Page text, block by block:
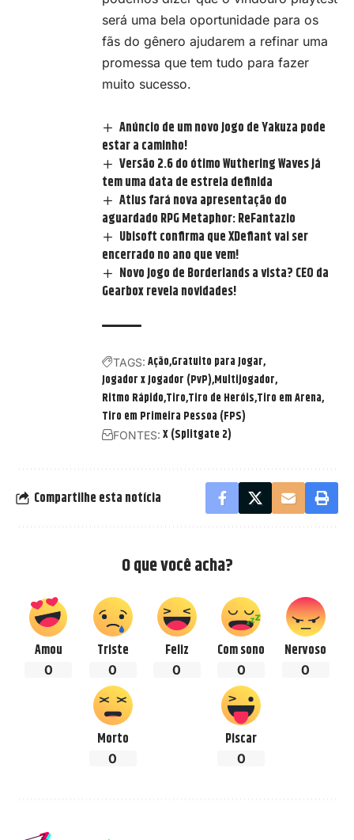
será uma bela oportunidade para os
fãs do gênero ajudarem a refinar uma
promessa que tem tudo para fazer
muito sucesso.
Anúncio de um novo jogo de Yakuza pode
estar a caminho!
Versão 2.6 do ótimo Wuthering Waves já
tem uma data de estreia definida
Atlus fará nova apresentação do
aguardado RPG Metaphor: ReFantazio
Ubisoft confirma que XDefiant vai ser
encerrado no ano que vem!
Novo jogo de Borderlands a vista? CEO da
Gearbox revela novidades!
TAGS: Ação Gratuito para Jogar
Jogador x Jogador (PvP) Multijogador
Ritmo Rápido Tiro Tiro de Heróis Tiro em Arena
Tiro em Primeira Pessoa (FPS)
FONTES: X (Splitgate 2)
Compartilhe esta notícia
O que você acha?
Amou
0
Triste
0
Feliz
0
Com sono
0
Nervoso
0
Morto
0
Piscar
0